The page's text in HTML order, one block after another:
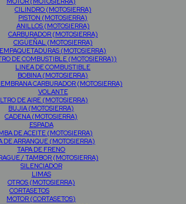
CILINDRO (MOTOSIERRA)
PISTON (MOTOSIERRA)
ANILLOS (MOTOSIERRA)
CARBURADOR (MOTOSIERRA)
CIGÜEÑAL (MOTOSIERRA)
EMPAQUETADURAS (MOTOSIERRA)
DE COMBUSTIBLE (MOTOSIERRA))
LINEA DE COMBUSTIBLE
BOBINA (MOTOSIERRA)
CARBURADOR (MOTOSIERRA)
VOLANTE
DE AIRE (MOTOSIERRA)
BUJIA (MOTOSIERRA)
CADENA (MOTOSIERRA)
ESPADA
DE ACEITE (MOTOSIERRA)
DE ARRANQUE (MOTOSIERRA)
TAPA DE FRENO
/ TAMBOR (MOTOSIERRA)
SILENCIADOR
LIMAS
OTROS (MOTOSIERRA)
CORTASETOS
MOTOR (CORTASETOS)